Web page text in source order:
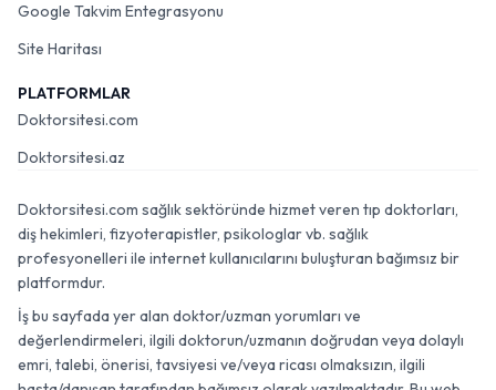
Google Takvim Entegrasyonu
Site Haritası
PLATFORMLAR
Doktorsitesi.com
Doktorsitesi.az
Doktorsitesi.com sağlık sektöründe hizmet veren tıp doktorları,
diş hekimleri, fizyoterapistler, psikologlar vb. sağlık
profesyonelleri ile internet kullanıcılarını buluşturan bağımsız bir
platformdur.
İş bu sayfada yer alan doktor/uzman yorumları ve
değerlendirmeleri, ilgili doktorun/uzmanın doğrudan veya dolaylı
emri, talebi, önerisi, tavsiyesi ve/veya ricası olmaksızın, ilgili